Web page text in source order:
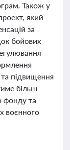
Також у
який
за
бойових
підвищення
більш
фонду та
воєнного